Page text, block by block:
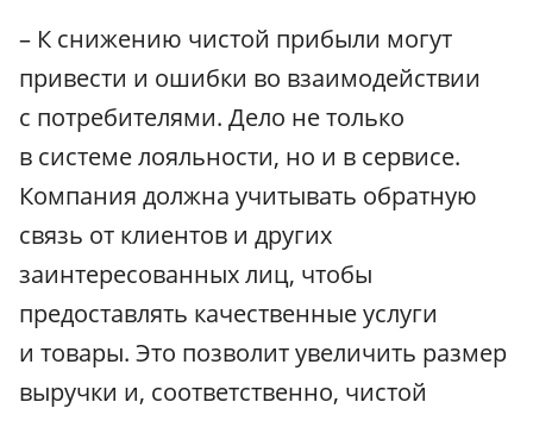
– К снижению чистой прибыли могут
привести и ошибки во взаимодействии
с потребителями. Дело не только
в системе лояльности, но и в сервисе.
Компания должна учитывать обратную
связь от клиентов и других
заинтересованных лиц, чтобы
предоставлять качественные услуги
и товары. Это позволит увеличить размер
выручки и, соответственно, чистой